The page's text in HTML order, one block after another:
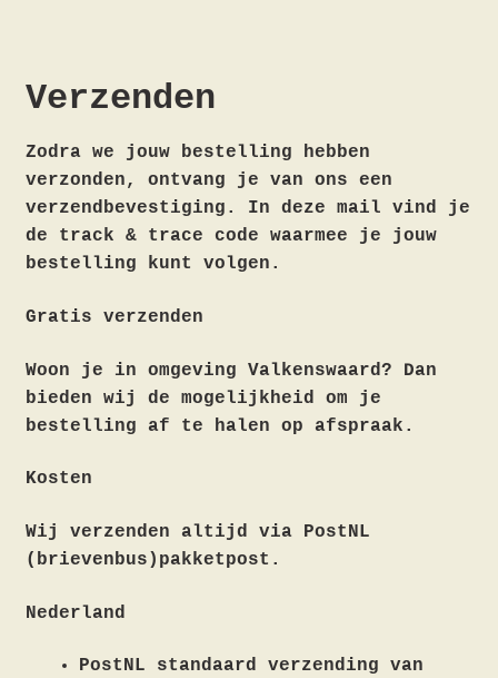
Verzenden
Zodra we jouw bestelling hebben
verzonden, ontvang je van ons een
verzendbevestiging. In deze mail vind je
de track & trace code waarmee je jouw
bestelling kunt volgen.
Gratis verzenden
Woon je in omgeving Valkenswaard? Dan
bieden wij de mogelijkheid om je
bestelling af te halen op afspraak.
Kosten
Wij verzenden altijd via PostNL
(brievenbus)pakketpost.
Nederland
PostNL standaard verzending van